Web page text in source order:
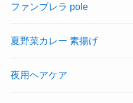
ファンブレラ pole
夏野菜カレー 素揚げ
夜用ヘアケア